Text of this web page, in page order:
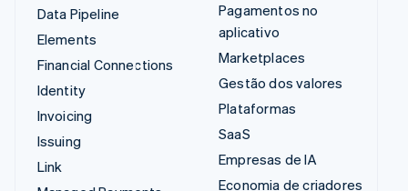
Data Pipeline
Elements
Financial Connections
Identity
Invoicing
Issuing
Link
Pagamentos no
aplicativo
Marketplaces
Gestão dos valores
Plataformas
SaaS
Empresas de IA
Economia de criadores